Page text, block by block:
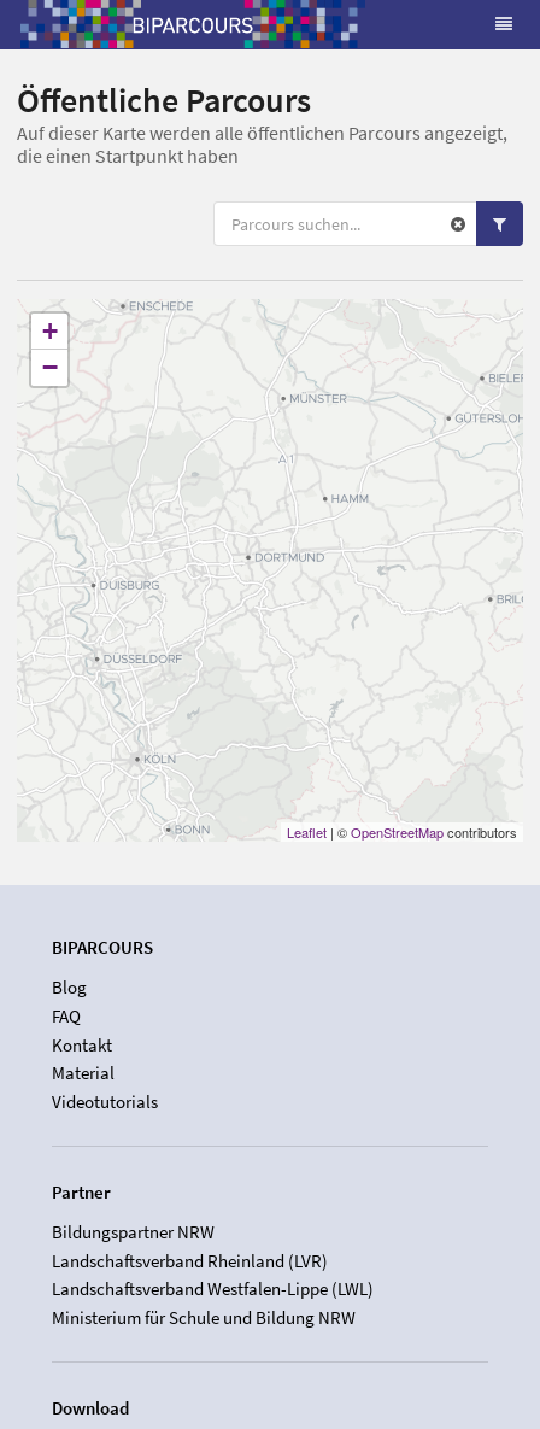
Öffentliche Parcours
Auf dieser Karte werden alle öffentlichen Parcours angezeigt,
die einen Startpunkt haben
+
−
Leaflet | ©OpenStreetMapcontributors
BIPARCOURS
Blog
FAQ
Kontakt
Material
Videotutorials
Partner
Bildungspartner NRW
Landschaftsverband Rheinland (LVR)
Landschaftsverband Westfalen-Lippe (LWL)
Ministerium für Schule und Bildung NRW
Download